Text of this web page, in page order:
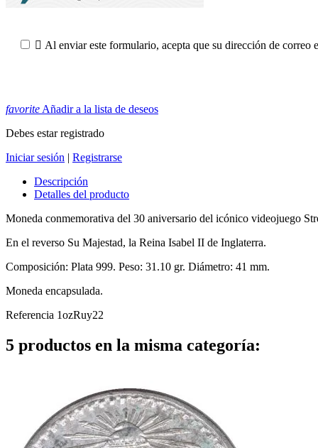
 Al enviar este formulario, acepta que su dirección de
favorite Añadir a la lista de deseos
Debes estar registrado
Iniciar sesión | Registrarse
Descripción
Detalles del producto
Moneda conmemorativa del 30 aniversario del icónico videojuego
En el reverso Su Majestad, la Reina Isabel II de Inglaterra.
Composición: Plata 999. Peso: 31.10 gr. Diámetro: 41 mm.
Moneda encapsulada.
Referencia 1ozRuy22
5 productos en la misma categoría: